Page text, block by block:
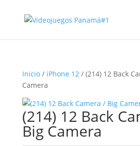
Inicio/ iPhone 12/ (214) 12 Back
Camera
(214) 12 Back
Big Camera